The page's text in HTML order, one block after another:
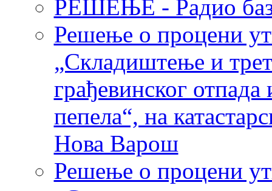
РЕШЕЊЕ - Радио
Решење о процени
„Складиштење и
грађевинског отпада
пепела“, на
Нова Варош
Решење о процени